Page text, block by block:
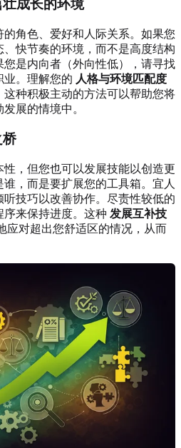
成长的环境
角色、爱好和人际关系。如果您
快节奏的环境，而不是高度结构
是内向者（外向性低），请寻找
业。理解您的 人格与环境匹配度
种积极主动的方法可以帮助您将
展的情境中。
桥
，但您也可以发展技能以创造更
，而是要扩展您的工具箱。宜人
技巧以改善协作。尽责性较低的
序来保持进度。这种 发展互补技
应对超出您舒适区的情况，从而